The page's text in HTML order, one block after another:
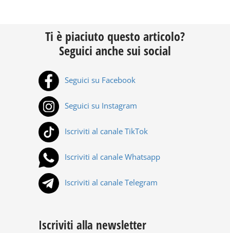
Ti è piaciuto questo articolo?
Seguici anche sui social
Seguici su Facebook
Seguici su Instagram
Iscriviti al canale TikTok
Iscriviti al canale Whatsapp
Iscriviti al canale Telegram
Iscriviti alla newsletter